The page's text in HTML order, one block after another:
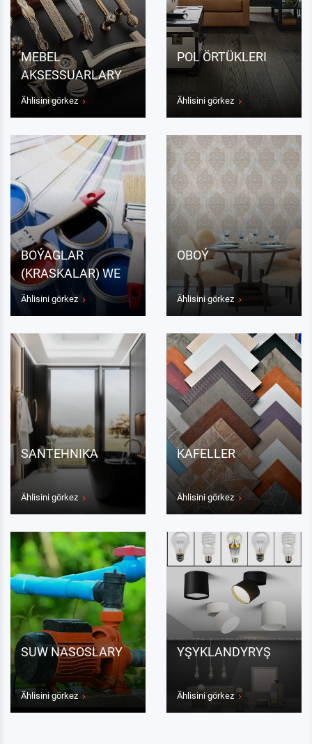
MEBEL
AKSESSUARLARY
Ählisini görkez
POL ÖRTÜKLERI
Ählisini görkez
BOÝAGLAR
(KRASKALAR) WE
LAKLAR
Ählisini görkez
OBOÝ
Ählisini görkez
SANTEHNIKA
Ählisini görkez
KAFELLER
Ählisini görkez
SUW NASOSLARY
Ählisini görkez
YŞYKLANDYRYŞ
Ählisini görkez